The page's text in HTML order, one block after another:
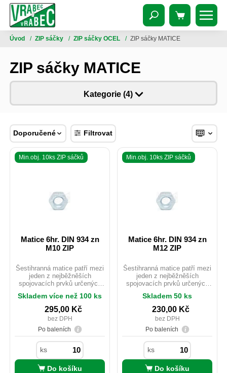
Úvod / ZIP sáčky / ZIP sáčky OCEL / ZIP sáčky MATICE
ZIP sáčky MATICE
Kategorie (4)
Doporučené Filtrovat
Min.obj. 10ks ZIP sáčků
Matice 6hr. DIN 934 zn
M10 ZIP
Šestihranná matice patří mezi
jeden z nejběžněších
spojovacích prvků určených
konstrukcí staveb. Rozdíl
mezi ISO 4032 a DIN 934 je u
rozměrů M10;M12 a M14 ve
velikosti použitého e. ISOvé
matičky jsou zlehka vyšší než
u provedení DIN.
Skladem více než 100 ks
295,00 Kč
bez DPH
Po baleních
ks
Do košíku
Min.obj. 10ks ZIP sáčků
Matice 6hr. DIN 934 zn
M12 ZIP
Šestihranná matice patří mezi
jeden z nejběžněších
spojovacích prvků určených
konstrukcí staveb. Rozdíl
mezi ISO 4032 a DIN 934 je u
rozměrů M10;M12 a M14 ve
velikosti použitého e. ISOvé
matičky jsou zlehka vyšší než
u provedení DIN.
Skladem 50 ks
230,00 Kč
bez DPH
Po baleních
ks
Do košíku